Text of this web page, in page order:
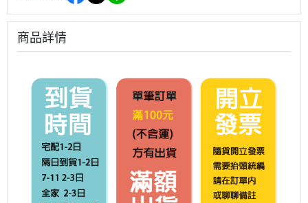
商品詳情